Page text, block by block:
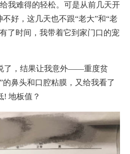
我难得的轻松。可是从前几天开
好，这几天也不跟“老大”和“老
了时间，我带着它到家门口的宠
了，结果让我意外——重度贫
的鼻头和口腔粘膜，又给我看了
! 地板值？